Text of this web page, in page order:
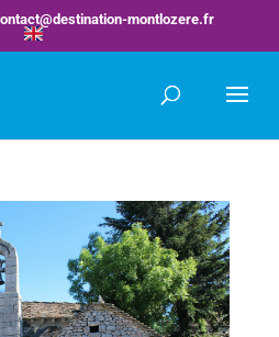
montlozere.fr